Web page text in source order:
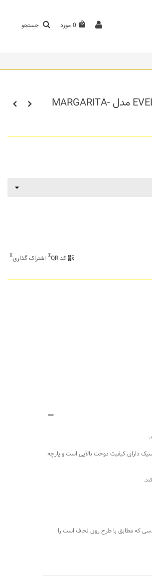
0 مورد جستجو
سرویس روتختی دونفره هشت تکه ساده صورتی اولینا EVELINA مدل MARGARITA-
کد QR اشتراک گذاری
کلاسیک دارای کیفیت دوخت بالایی است و پارچه‌
دوزی با اشکال هندسی که مطابق با طرح روی لحاف است را